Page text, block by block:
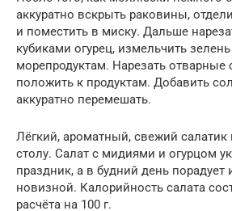
аккуратно вскрыть раковины,
и поместить в миску. Дальше
кубиками огурец, измельчить
морепродуктам. Нарезать отварные
положить к продуктам. Добавить
аккуратно перемешать.
Лёгкий, ароматный, свежий
столу. Салат с мидиями и огурцом
праздник, а в будний день
новизной. Калорийность салата
расчёта на 100 г.